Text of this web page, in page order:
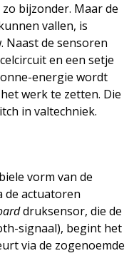
bijzonder. Maar de
vallen, is
Naast de sensoren
en een setje
energie wordt
werk te zetten. Die
in valtechniek.
vorm van de
de actuatoren
druksensor, die de
signaal), begint het
via de zogenoemde